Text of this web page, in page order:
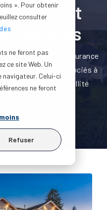
». Pour obtenir
consulter
ne feront pas
ce site Web. Un
navigateur. Celui-ci
ne feront
Refuser
d’esprit
grâce à l’assurance
risques associés à
procure la tranquillité